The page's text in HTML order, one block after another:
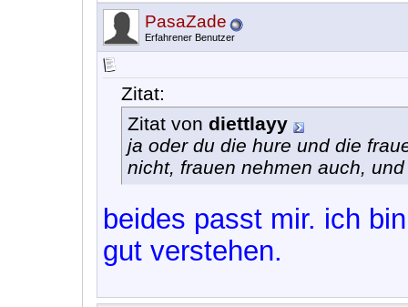
PasaZade
Erfahrener Benutzer
Zitat:
Zitat von diettlayy
ja oder du die hure und die
nicht, frauen nehmen auch,
beides passt mir. ich
gut verstehen.